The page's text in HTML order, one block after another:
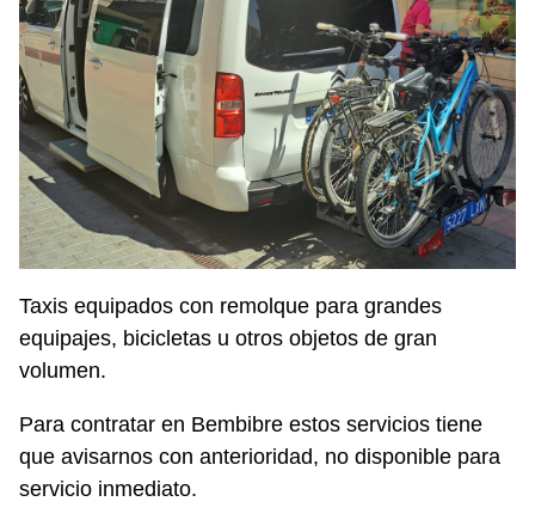
Taxis equipados con remolque para grandes
equipajes, bicicletas u otros objetos de gran
volumen.
Para contratar en Bembibre estos servicios tiene
que avisarnos con anterioridad, no disponible para
servicio inmediato.